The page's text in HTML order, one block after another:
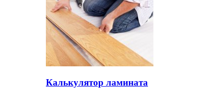
Калькулятор ламината